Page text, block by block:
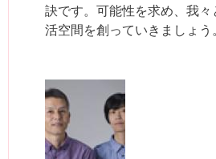
訣です。可能性を求め、我
活空間を創っていきましょう。